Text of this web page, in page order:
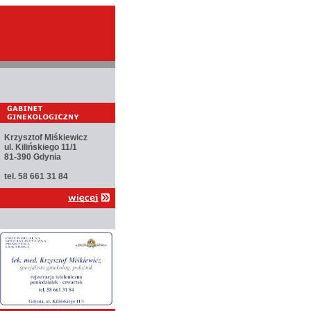
Krzysztof Miśkiewicz
ul. Kilińskiego 11/1
81-390 Gdynia
tel. 58 661 31 84